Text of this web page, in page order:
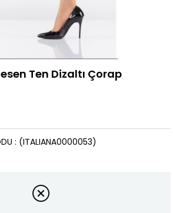
Ten Dizaltı Çorap
(ITALIANA0000053)